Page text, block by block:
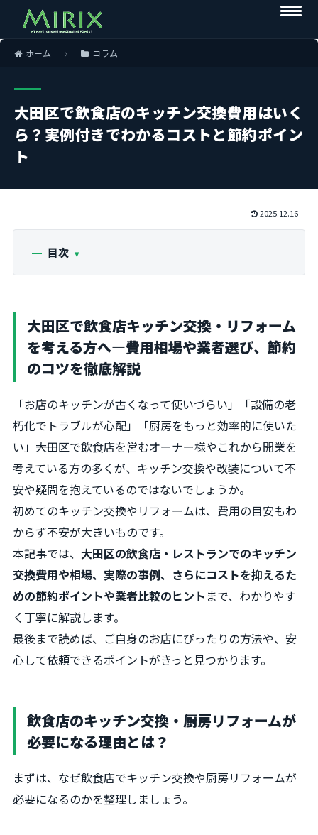
ホーム コラム
大田区で飲食店のキッチン交換費用はいく
ら？実例付きでわかるコストと節約ポイン
ト
2025.12.16
目次
大田区で飲食店キッチン交換・リフォーム
を考える方へ―費用相場や業者選び、節約
のコツを徹底解説
「お店のキッチンが古くなって使いづらい」「設備の老
朽化でトラブルが心配」「厨房をもっと効率的に使いた
い」――大田区で飲食店を営むオーナー様やこれから開業を
考えている方の多くが、キッチン交換や改装について不
安や疑問を抱えているのではないでしょうか。
初めてのキッチン交換やリフォームは、費用の目安もわ
からず不安が大きいものです。
本記事では、 大田区の飲食店・レストランでのキッチン
交換費用や相場、実際の事例、さらにコストを抑えるた
めの節約ポイントや業者比較のヒント まで、わかりやす
く丁寧に解説します。
最後まで読めば、ご自身のお店にぴったりの方法や、安
心して依頼できるポイントがきっと見つかります。
飲食店のキッチン交換・厨房リフォームが
必要になる理由とは？
まずは、なぜ飲食店でキッチン交換や厨房リフォームが
必要になるのかを整理しましょう。